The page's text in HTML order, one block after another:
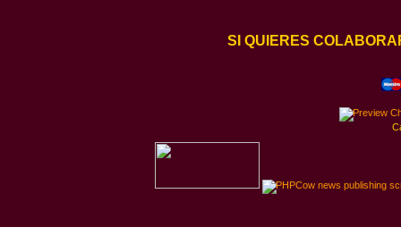
SI QUIERES